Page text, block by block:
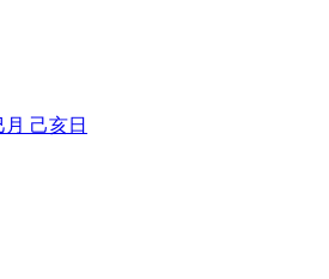
己亥日